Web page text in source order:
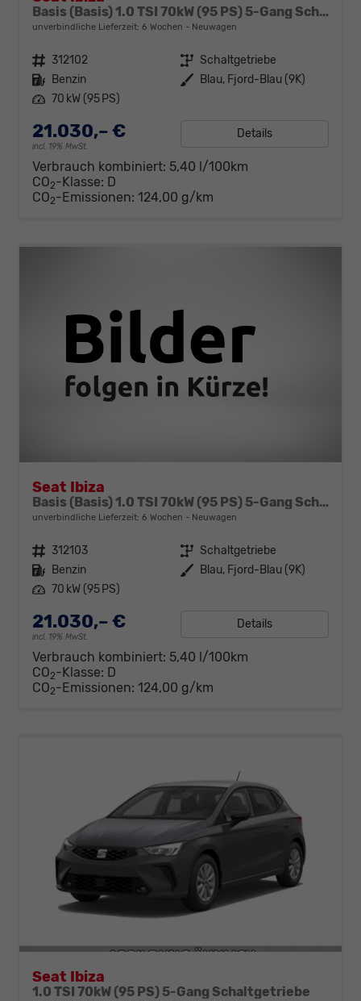
Basis (Basis) 1.0 TSI 70kW (95 PS) 5-Gang Schaltgetriebe
unverbindliche Lieferzeit: 6 Wochen Neuwagen
Fahrzeugnr. 312102 Getriebe Schaltgetriebe
Kraftstoff Benzin Außenfarbe Blau, Fjord-Blau (9K)
Leistung 70 kW (95 PS)
21.030,– €
incl. 19% MwSt.
Details
Verbrauch kombiniert: 5,40 l/100km
CO2-Klasse: D
CO2-Emissionen: 124,00 g/km
Seat Ibiza
Basis (Basis) 1.0 TSI 70kW (95 PS) 5-Gang Schaltgetriebe
unverbindliche Lieferzeit: 6 Wochen Neuwagen
Fahrzeugnr. 312103 Getriebe Schaltgetriebe
Kraftstoff Benzin Außenfarbe Blau, Fjord-Blau (9K)
Leistung 70 kW (95 PS)
21.030,– €
incl. 19% MwSt.
Details
Verbrauch kombiniert: 5,40 l/100km
CO2-Klasse: D
CO2-Emissionen: 124,00 g/km
Seat Ibiza
1.0 TSI 70kW (95 PS) 5-Gang Schaltgetriebe